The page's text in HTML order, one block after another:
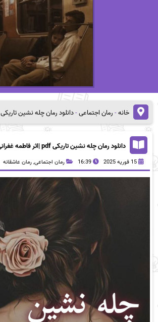
خانه-رمان اجتماعی-دانلود رمان چله نشین تاریکی pdf |اثر فاطمه غفرانی
دانلود رمان چله نشین تاریکی pdf |اثر فاطمه غفرانی
15 فوریه 2025 16:39 رمان اجتماعی,رمان عاشقانه